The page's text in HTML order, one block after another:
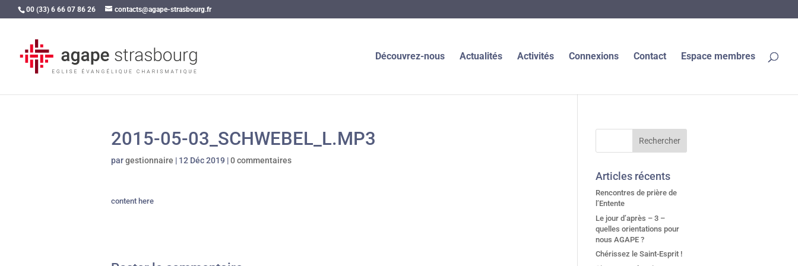
00 (33) 6 66 07 86 26 contacts@agape-strasbourg.fr
Découvrez-nous Actualités Activités Connexions Contact Espace membres
2015-05-03_SCHWEBEL_L.MP3
pargestionnaire | 12 Déc 2019 |0 commentaires
content here
Articles récents
Rencontres de prière de
l’Entente
Le jour d’après – 3 –
quelles orientations pour
nous AGAPE ?
Chérissez le Saint-Esprit !